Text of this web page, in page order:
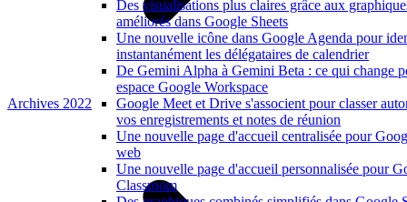
Des visualisations plus claires grâce aux
améliorés dans Google Sheets
Une nouvelle icône dans Google Agenda pour
instantanément les délégataires de calendrier
De Gemini Alpha à Gemini Beta : ce qui change
espace Google Workspace
Google Meet et Drive s'associent pour classer
vos enregistrements et notes de réunion
Une nouvelle page d'accueil centralisée pour
web
Une nouvelle page d'accueil personnalisée pour
Classroom
Archives 2022